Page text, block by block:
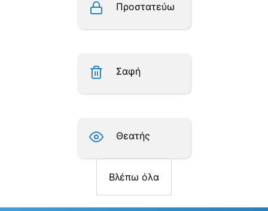
Προστατεύω
Σαφή
Θεατής
Βλέπω όλα